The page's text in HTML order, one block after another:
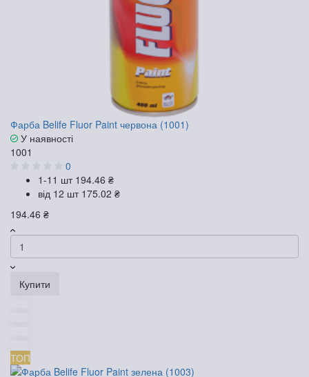
Фарба Belife Fluor Paint червона (1001)
У наявності
1001
0
1-11 шт 194.46 ₴
від 12 шт 175.02 ₴
194.46 ₴
Купити
ТОП